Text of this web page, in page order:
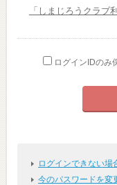
「しまじろうクラブ
ログインIDのみ
ログインできない場
今のパスワードを変